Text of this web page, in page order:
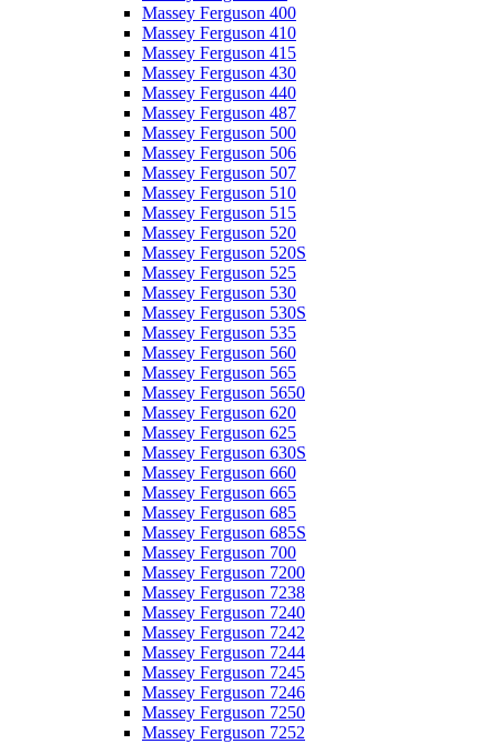
Massey Ferguson 400
Massey Ferguson 410
Massey Ferguson 415
Massey Ferguson 430
Massey Ferguson 440
Massey Ferguson 487
Massey Ferguson 500
Massey Ferguson 506
Massey Ferguson 507
Massey Ferguson 510
Massey Ferguson 515
Massey Ferguson 520
Massey Ferguson 520S
Massey Ferguson 525
Massey Ferguson 530
Massey Ferguson 530S
Massey Ferguson 535
Massey Ferguson 560
Massey Ferguson 565
Massey Ferguson 5650
Massey Ferguson 620
Massey Ferguson 625
Massey Ferguson 630S
Massey Ferguson 660
Massey Ferguson 665
Massey Ferguson 685
Massey Ferguson 685S
Massey Ferguson 700
Massey Ferguson 7200
Massey Ferguson 7238
Massey Ferguson 7240
Massey Ferguson 7242
Massey Ferguson 7244
Massey Ferguson 7245
Massey Ferguson 7246
Massey Ferguson 7250
Massey Ferguson 7252